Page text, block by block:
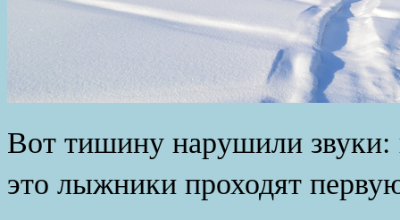
Вот тишину нарушили
это лыжники проходят